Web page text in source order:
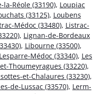
la-Réole (33190), Loupiac
(33125), Loubens
Médoc (33480), Listrac-
, Lignan-de-Bordeaux
, Libourne (33500),
Lesparre-Médoc (33340), Les
Thoumeyragues (33220),
et-Chalaures (33230),
de-Lussac (33570), Lerm-